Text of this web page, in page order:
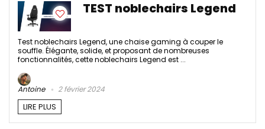
TEST noblechairs Legend
Test noblechairs Legend, une chaise gaming à couper le
souffle. Élégante, solide, et proposant de nombreuses
fonctionnalités, cette noblechairs Legend est ...
Antoine 2 février 2024
LIRE PLUS